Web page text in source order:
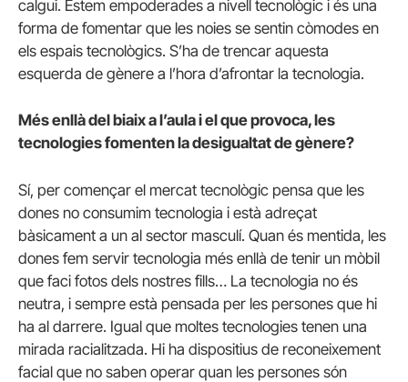
calgui. Estem empoderades a nivell tecnològic i és una
forma de fomentar que les noies se sentin còmodes en
els espais tecnològics. S’ha de trencar aquesta
esquerda de gènere a l’hora d’afrontar la tecnologia.
Més enllà del biaix a l’aula i el que provoca, les
tecnologies fomenten la desigualtat de gènere?
Sí, per començar el mercat tecnològic pensa que les
dones no consumim tecnologia i està adreçat
bàsicament a un al sector masculí. Quan és mentida, les
dones fem servir tecnologia més enllà de tenir un mòbil
que faci fotos dels nostres fills… La tecnologia no és
neutra, i sempre està pensada per les persones que hi
ha al darrere. Igual que moltes tecnologies tenen una
mirada racialitzada. Hi ha dispositius de reconeixement
facial que no saben operar quan les persones són